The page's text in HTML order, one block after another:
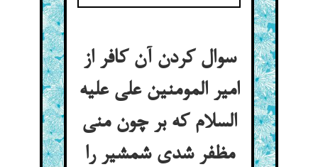
سوال کردن آن کافر از
امیر المومنین علی علیه
السلام که بر چون منی
مظفر شدی شمشیر را